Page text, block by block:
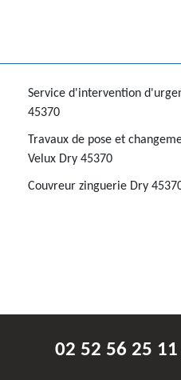
Service d'intervention
45370
Travaux de pose et
Velux Dry 45370
Couvreur zinguerie Dry
02 52 56 25 11